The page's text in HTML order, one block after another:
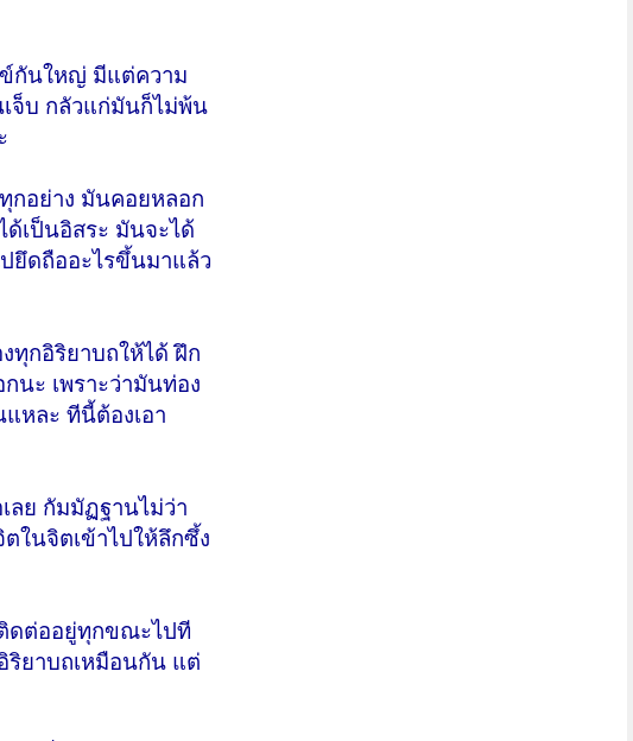
ข์กันใหญ่ มีแต่ความ
จ็บ กลัวแก่มันก็ไม่พ้น
กอย่าง มันคอยหลอก
ด้เป็นอิสระ มันจะได้
ยึดถืออะไรขึ้นมาแล้ว
ทุกอิริยาบถให้ได้ ฝึก
นะ เพราะว่ามันท่อง
หละ ทีนี้ต้องเอา
ลย กัมมัฏฐานไม่ว่า
ในจิตเข้าไปให้ลึกซึ้ง
ดต่ออยู่ทุกขณะไปที
ริยาบถเหมือนกัน แต่